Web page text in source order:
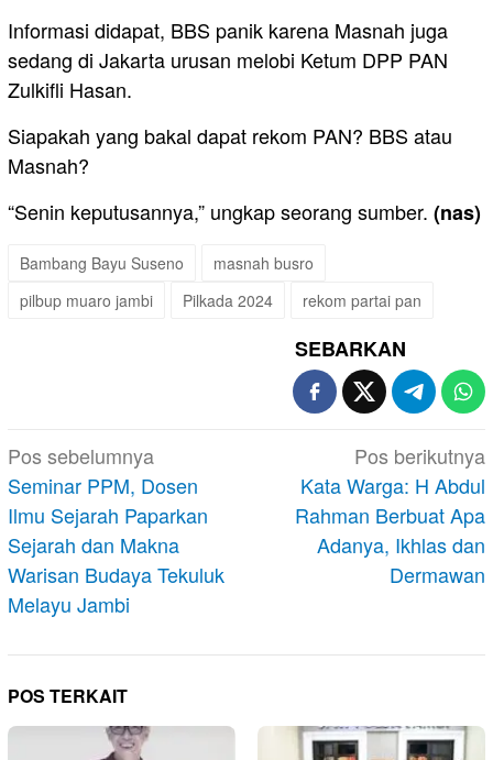
Informasi didapat, BBS panik karena Masnah juga
sedang di Jakarta urusan melobi Ketum DPP PAN
Zulkifli Hasan.
Siapakah yang bakal dapat rekom PAN? BBS atau
Masnah?
“Senin keputusannya,” ungkap seorang sumber. (nas)
Bambang Bayu Suseno
masnah busro
pilbup muaro jambi
Pilkada 2024 rekom partai pan
SEBARKAN
Navigasi
pos
Pos sebelumnya
Seminar PPM, Dosen
Ilmu Sejarah Paparkan
Sejarah dan Makna
Warisan Budaya Tekuluk
Melayu Jambi
Pos berikutnya
Kata Warga: H Abdul
Rahman Berbuat Apa
Adanya, Ikhlas dan
Dermawan
POS TERKAIT